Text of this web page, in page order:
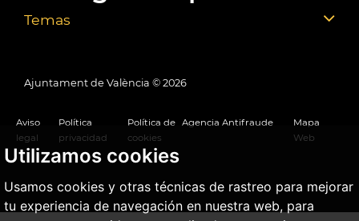
Utilizamos cookies
Usamos cookies y otras técnicas de rastreo para mejorar
tu experiencia de navegación en nuestra web, para
Temas
Ajuntament de València © 2026
Aviso
legal
Política
privacidad
Política de
cookies
Agencia Antifraude
Mapa
Web